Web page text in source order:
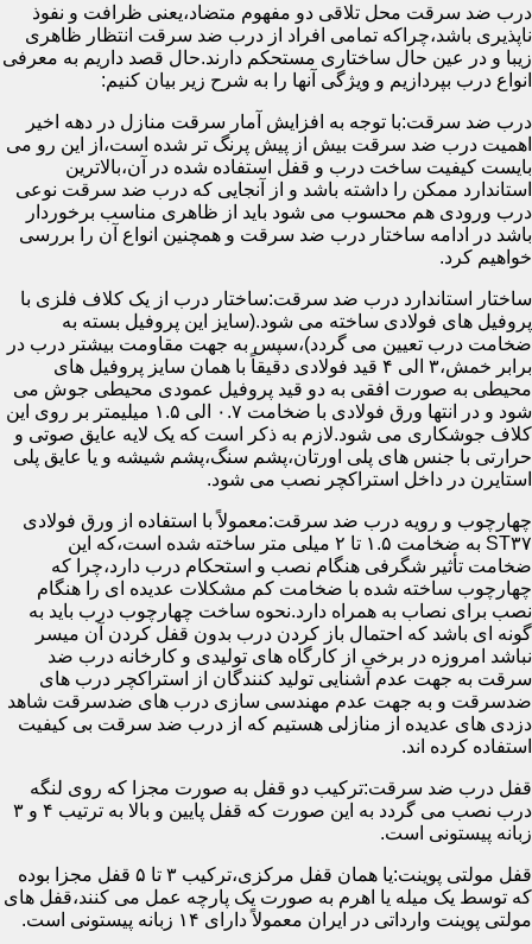
درب ضد سرقت محل تلاقی دو مفهوم متضاد،یعنی ظرافت و نفوذ
ناپذیری باشد،چراکه تمامی افراد از درب ضد سرقت انتظار ظاهری
زیبا و در عین حال ساختاری مستحکم دارند.حال قصد داریم به معرفی
انواع درب بپردازیم و ویژگی آنها را به شرح زیر بیان کنیم:
درب ضد سرقت:با توجه به افزایش آمار سرقت منازل در دهه اخیر
اهمیت درب ضد سرقت بیش از پیش پرنگ تر شده است،از این رو می
بایست کیفیت ساخت درب و قفل استفاده شده در آن،بالاترین
استاندارد ممکن را داشته باشد و از آنجایی که درب ضد سرقت نوعی
درب ورودی هم محسوب می شود باید از ظاهری مناسب برخوردار
باشد در ادامه ساختار درب ضد سرقت و همچنین انواع آن را بررسی
خواهیم کرد.
ساختار استاندارد درب ضد سرقت:ساختار درب از یک کلاف فلزی با
پروفیل های فولادی ساخته می شود.(سایز این پروفیل بسته به
ضخامت درب تعیین می گردد)،سپس به جهت مقاومت بیشتر درب در
برابر خمش،۳ الی ۴ قید فولادی دقیقاً با همان سایز پروفیل های
محیطی به صورت افقی به دو قید پروفیل عمودی محیطی جوش می
شود و در انتها ورق فولادی با ضخامت ۰.۷ الی ۱.۵ میلیمتر بر روی این
کلاف جوشکاری می شود.لازم به ذکر است که یک لایه عایق صوتی و
حرارتی با جنس های پلی اورتان،پشم سنگ،پشم شیشه و یا عایق پلی
استایرن در داخل استراکچر نصب می شود.
چهارچوب و رویه درب ضد سرقت:معمولاً با استفاده از ورق فولادی
ST۳۷ به ضخامت ۱.۵ تا ۲ میلی متر ساخته شده است،که این
ضخامت تأثیر شگرفی هنگام نصب و استحکام درب دارد،چرا که
چهارچوب ساخته شده با ضخامت کم مشکلات عدیده ای را هنگام
نصب برای نصاب به همراه دارد.نحوه ساخت چهارچوب درب باید به
گونه ای باشد که احتمال باز کردن درب بدون قفل کردن آن میسر
نباشد امروزه در برخی از کارگاه های تولیدی و کارخانه درب ضد
سرقت به جهت عدم آشنایی تولید کنندگان از استراکچر درب های
ضدسرقت و به جهت عدم مهندسی سازی درب های ضدسرقت شاهد
دزدی های عدیده از منازلی هستیم که از درب ضد سرقت بی کیفیت
استفاده کرده اند.
قفل درب ضد سرقت:ترکیب دو قفل به صورت مجزا که روی لنگه
درب نصب می گردد به این صورت که قفل پایین و بالا به ترتیب ۴ و ۳
زبانه پیستونی است.
قفل مولتی پوینت:یا همان قفل مرکزی،ترکیب ۳ تا ۵ قفل مجزا بوده
که توسط یک میله یا اهرم به صورت یک پارچه عمل می کنند،قفل های
مولتی پوینت وارداتی در ایران معمولاً دارای ۱۴ زبانه پیستونی است.